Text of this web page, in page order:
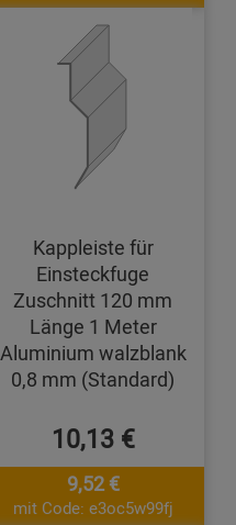
Kappleiste für
Einsteckfuge
Zuschnitt 120 mm
Länge 1 Meter
Aluminium walzblank
0,8 mm (Standard)
10,13 €
9,52 €
mit Code: e3oc5w99fj